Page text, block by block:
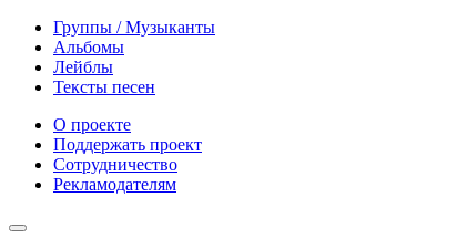
Группы / Музыканты
Альбомы
Лейблы
Тексты песен
О проекте
Поддержать проект
Сотрудничество
Рекламодателям